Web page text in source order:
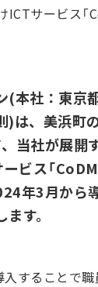
(本社：東京
)は、美浜町
当社が展開
ビス「
年3月から
す。
することで